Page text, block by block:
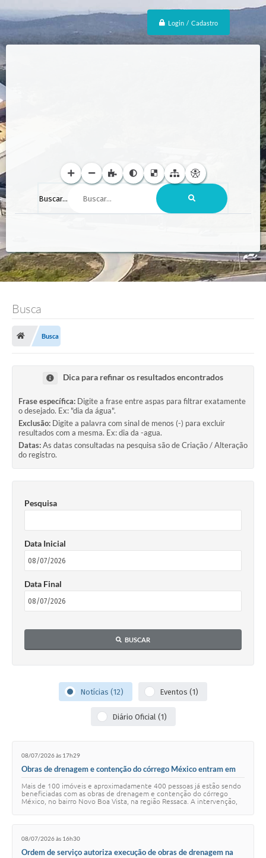
Login / Cadastro
Buscar...
Busca
Busca
Dica para refinar os resultados encontrados
Frase específica: Digite a frase entre aspas para filtrar exatamente
o desejado. Ex: "dia da água".
Exclusão: Digite a palavra com sinal de menos (-) para excluir
resultados com a mesma. Ex: dia da -agua.
Datas:As datas consultadas na pesquisa são de Criação / Alteração
do registro.
Pesquisa
Data Inicial
Data Final
BUSCAR
Notícias (12) Eventos (1)
Diário Oficial (1)
08/07/2026 às 17h29
Obras de drenagem e contenção do córrego México entram em
Mais de 100 imóveis e aproximadamente 400 pessoas já estão sendo
beneficiadas com as obras de drenagem e contenção do córrego
México, no bairro Novo Boa Vista, na região Ressaca. A intervenção,
08/07/2026 às 16h30
Ordem de serviço autoriza execução de obras de drenagem na